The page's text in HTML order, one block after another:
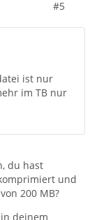
#5
ist nur
im TB nur
du hast
und
200 MB?
deinem